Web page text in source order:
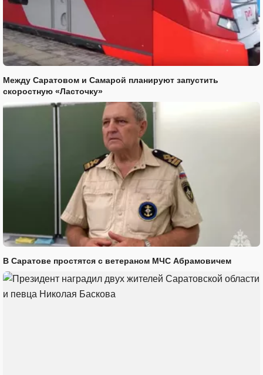
Между Саратовом и Самарой планируют запустить
скоростную «Ласточку»
В Саратове простятся с ветераном МЧС Абрамовичем